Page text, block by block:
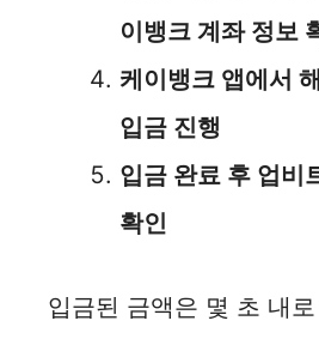
이뱅크 계좌 정보
케이뱅크 앱에서
입금 진행
입금 완료 후 업비
확인
입금된 금액은 몇 초 내